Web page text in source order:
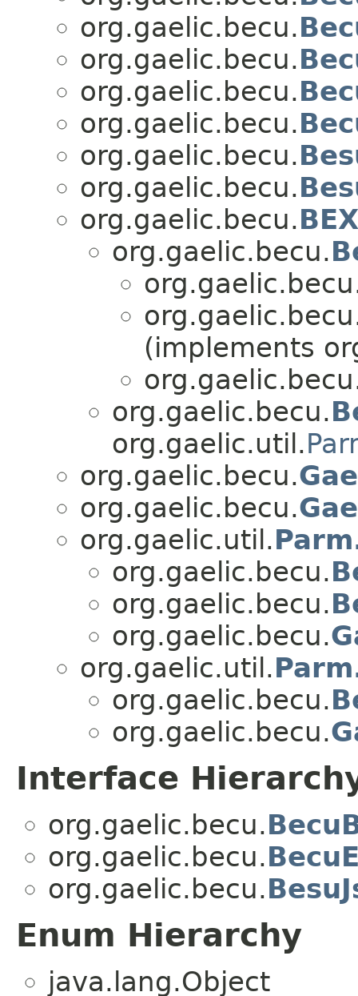
org.gaelic.becu.
org.gaelic.becu.
org.gaelic.becu.
org.gaelic.becu.
org.gaelic.becu.
org.gaelic.becu.
org.gaelic.becu.
org.gaelic.becu.
(implements
org.gaelic.becu.
org.gaelic.util.
org.gaelic.becu.
org.gaelic.becu.
org.gaelic.util.
org.gaelic.becu.
org.gaelic.becu.
org.gaelic.becu.
org.gaelic.util.
org.gaelic.becu.
org.gaelic.becu.
Interface
org.gaelic.becu.
org.gaelic.becu.
org.gaelic.becu.
Enum Hierarchy
java.lang.Object